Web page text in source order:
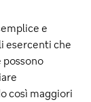
e
esercenti che
possono
così maggiori